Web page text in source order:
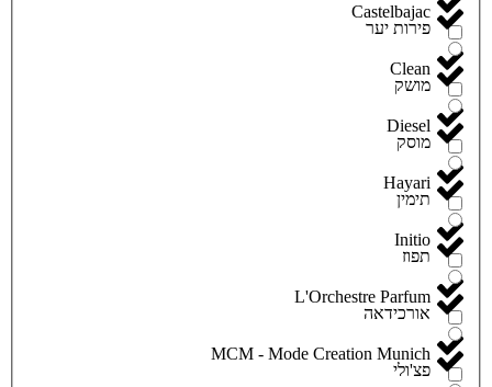
Castelbajac
Clean
Diesel
Hayari
Initio
L'Orchestre Parfum
MCM - Mode Creation Munich
פירות יער
מושק
מוסק
תימין
תפוז
אורכידאה
פצ'ולי